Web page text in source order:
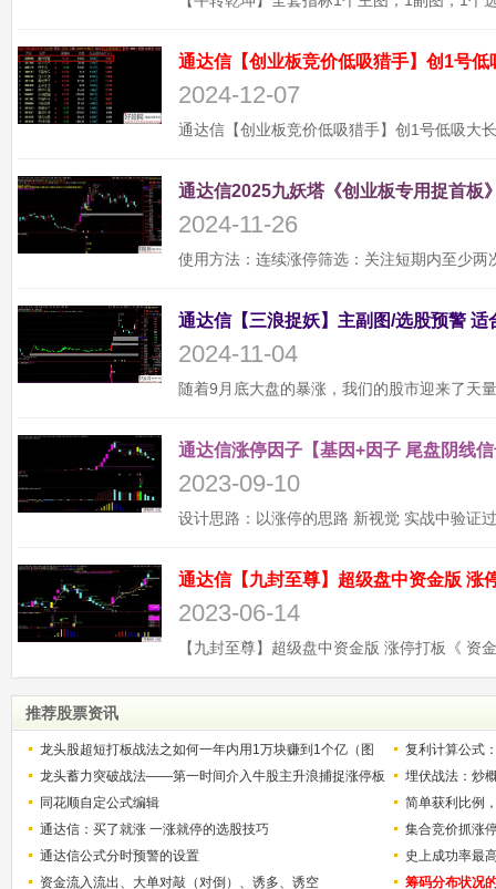
通达信【创业板竞价低吸猎手】创1号
2024-12-07
通达信2025九妖塔《创业板专用捉首板
2024-11-26
2024-11-04
通达信涨停因子【基因+因子 尾盘阴线
2023-09-10
2023-06-14
推荐股票资讯
龙头股超短打板战法之如何一年内用1万块赚到1个亿（图
解）
复利计算公式
少？
龙头蓄力突破战法——第一时间介入牛股主升浪捕捉涨停板
的技巧（图解）
埋伏战法：炒
同花顺自定公式编辑
简单获利比例
用
通达信：买了就涨 一涨就停的选股技巧
集合竞价抓涨
通达信公式分时预警的设置
史上成功率最
称选股法宝！
资金流入流出、大单对敲（对倒）、诱多、诱空 筹码分布状况